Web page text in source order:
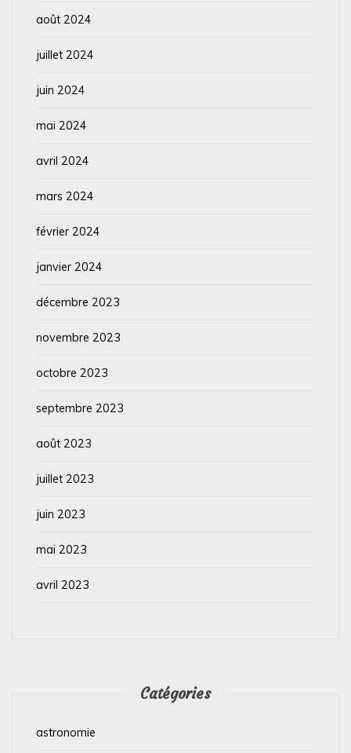
août 2024
juillet 2024
juin 2024
mai 2024
avril 2024
mars 2024
février 2024
janvier 2024
décembre 2023
novembre 2023
octobre 2023
septembre 2023
août 2023
juillet 2023
juin 2023
mai 2023
avril 2023
Catégories
astronomie